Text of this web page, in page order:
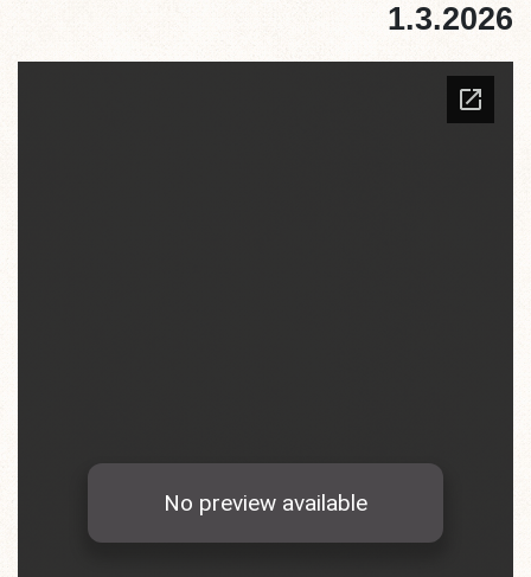
1.3.2026